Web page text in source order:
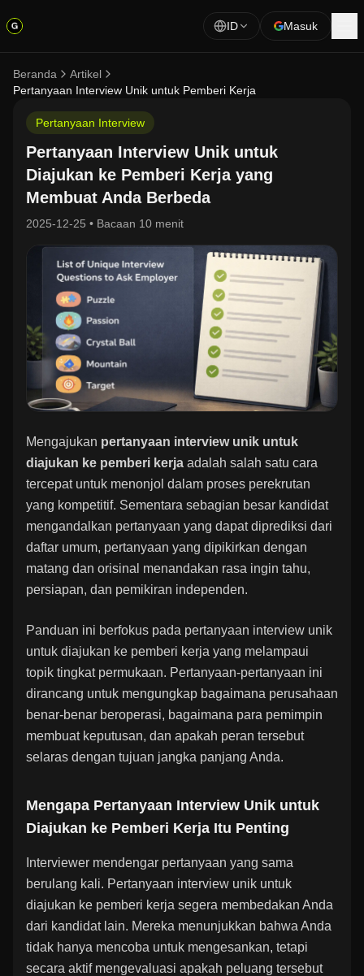
ID Masuk
Beranda
Artikel
Pertanyaan Interview Unik untuk Pemberi Kerja
Pertanyaan Interview
Pertanyaan Interview Unik untuk
Diajukan ke Pemberi Kerja yang
Membuat Anda Berbeda
2025-12-25 • Bacaan 10 menit
Mengajukan pertanyaan interview unik untuk
diajukan ke pemberi kerja adalah salah satu cara
tercepat untuk menonjol dalam proses perekrutan
yang kompetitif. Sementara sebagian besar kandidat
mengandalkan pertanyaan yang dapat diprediksi dari
daftar umum, pertanyaan yang dipikirkan dengan
matang dan orisinal menandakan rasa ingin tahu,
persiapan, dan pemikiran independen.
Panduan ini berfokus pada pertanyaan interview unik
untuk diajukan ke pemberi kerja yang melampaui
topik tingkat permukaan. Pertanyaan-pertanyaan ini
dirancang untuk mengungkap bagaimana perusahaan
benar-benar beroperasi, bagaimana para pemimpin
membuat keputusan, dan apakah peran tersebut
selaras dengan tujuan jangka panjang Anda.
Mengapa Pertanyaan Interview Unik untuk
Diajukan ke Pemberi Kerja Itu Penting
Interviewer mendengar pertanyaan yang sama
berulang kali. Pertanyaan interview unik untuk
diajukan ke pemberi kerja segera membedakan Anda
dari kandidat lain. Mereka menunjukkan bahwa Anda
tidak hanya mencoba untuk mengesankan, tetapi
secara aktif mengevaluasi apakah peluang tersebut